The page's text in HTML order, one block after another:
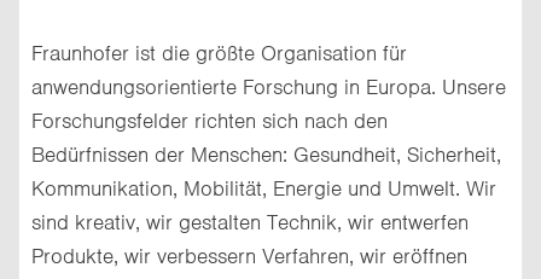
Fraunhofer ist die größte Organisation für
anwendungsorientierte Forschung in Europa. Unsere
Forschungsfelder richten sich nach den
Bedürfnissen der Menschen: Gesundheit, Sicherheit,
Kommunikation, Mobilität, Energie und Umwelt. Wir
sind kreativ, wir gestalten Technik, wir entwerfen
Produkte, wir verbessern Verfahren, wir eröffnen